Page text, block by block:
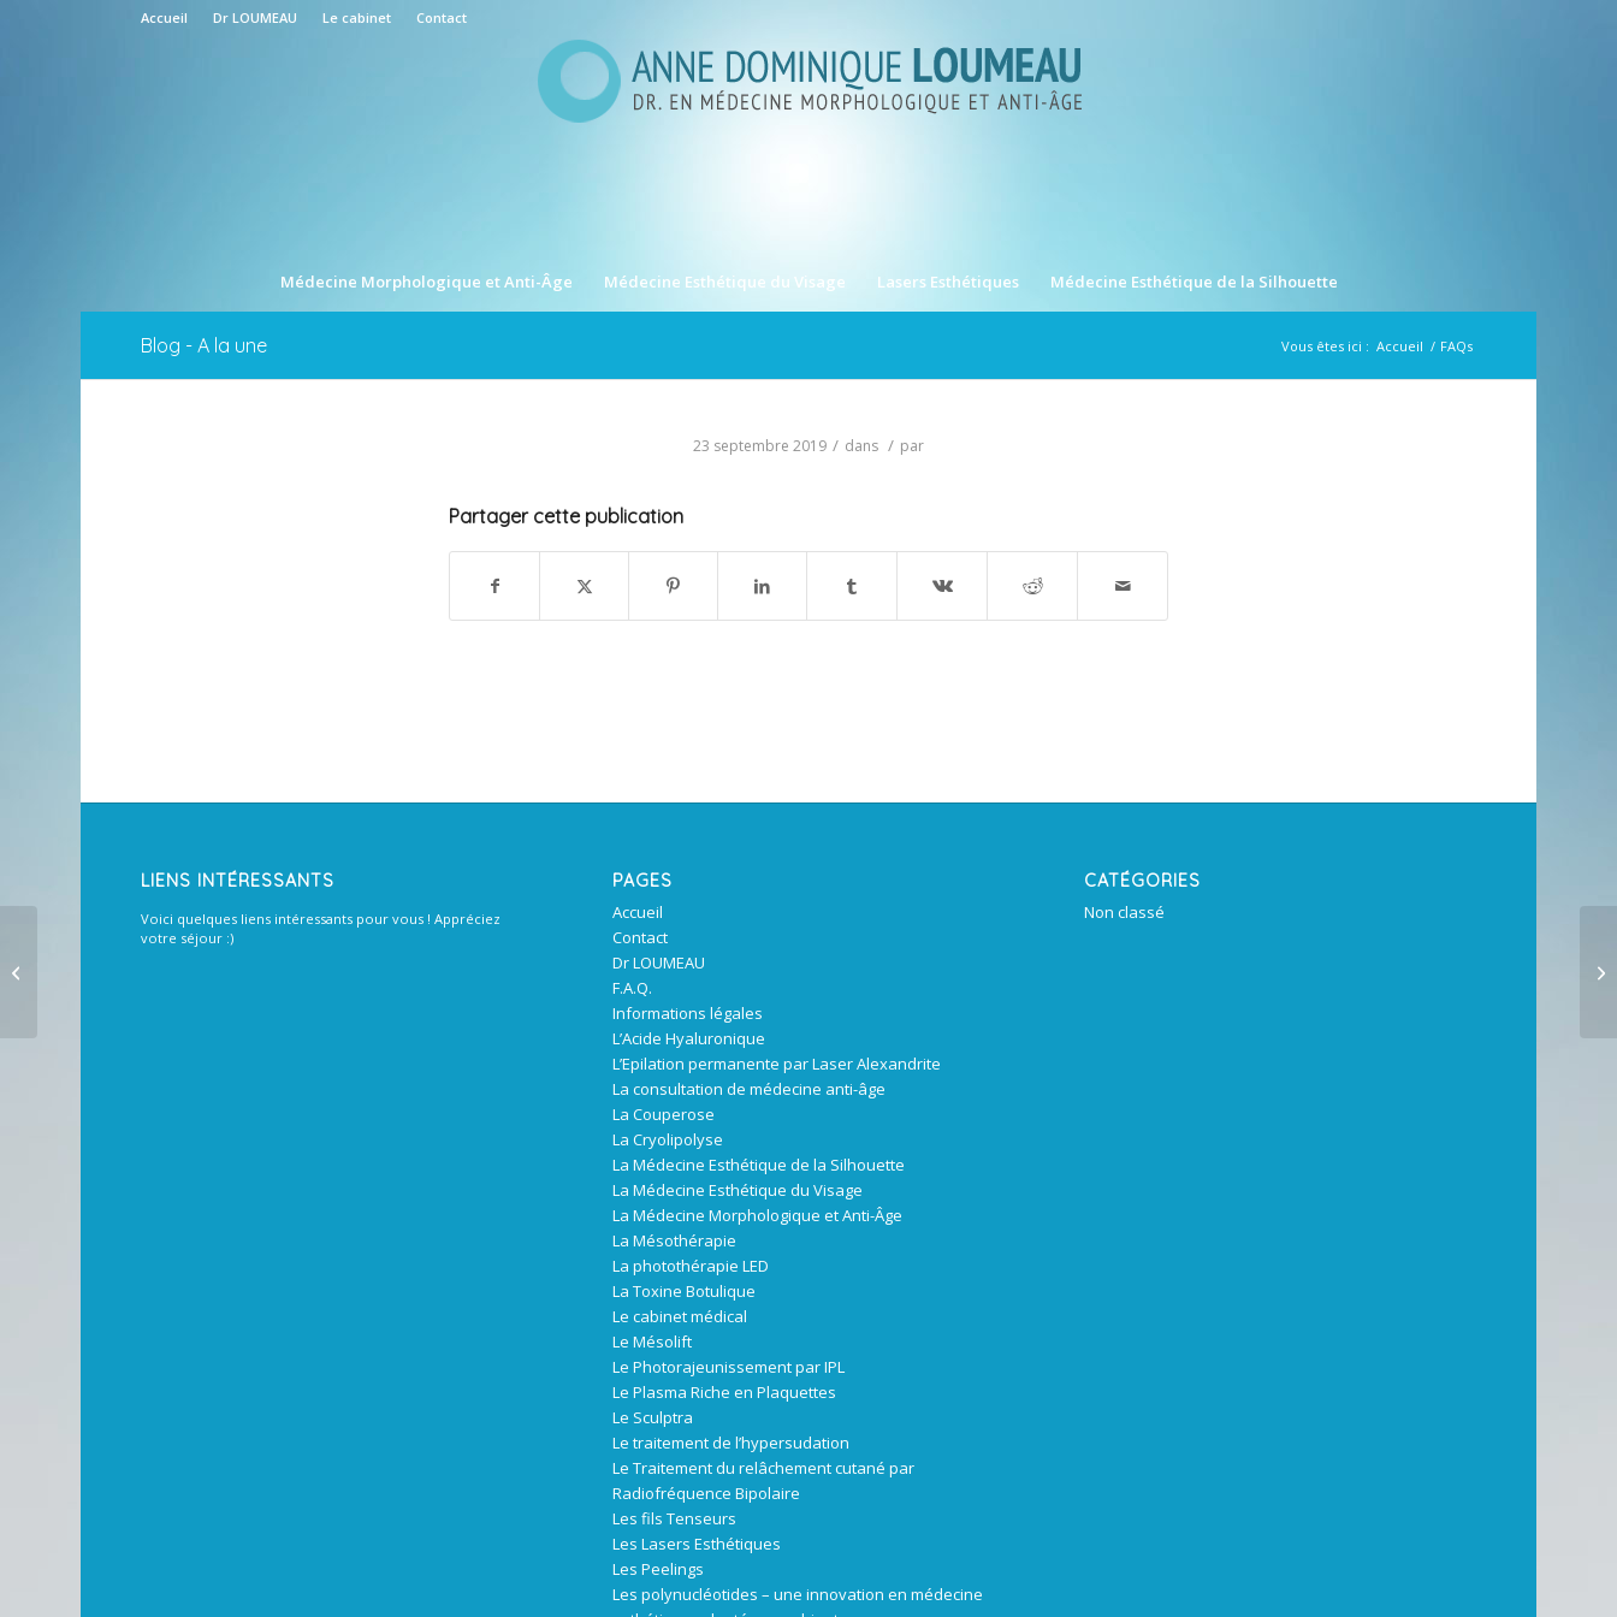
Accueil Dr LOUMEAU Le cabinet Contact
Médecine Morphologique et Anti-Âge Médecine Esthétique du Visage Lasers Esthétiques Médecine Esthétique de la Silhouette
Blog - A la une Vous êtes ici : Accueil / FAQs
23 septembre 2019 / dans / par
Partager cette publication
LIENS INTÉRESSANTS
Voici quelques liens intéressants pour vous ! Appréciez
votre séjour :)
PAGES
Accueil
Contact
Dr LOUMEAU
F.A.Q.
Informations légales
L’Acide Hyaluronique
L’Epilation permanente par Laser Alexandrite
La consultation de médecine anti-âge
La Couperose
La Cryolipolyse
La Médecine Esthétique de la Silhouette
La Médecine Esthétique du Visage
La Médecine Morphologique et Anti-Âge
La Mésothérapie
La photothérapie LED
La Toxine Botulique
Le cabinet médical
Le Mésolift
Le Photorajeunissement par IPL
Le Plasma Riche en Plaquettes
Le Sculptra
Le traitement de l’hypersudation
Le Traitement du relâchement cutané par
Radiofréquence Bipolaire
Les fils Tenseurs
Les Lasers Esthétiques
Les Peelings
Les polynucléotides – une innovation en médecine
CATÉGORIES
Non classé